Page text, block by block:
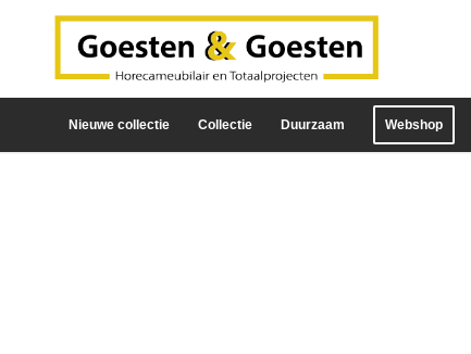
Nieuwe collectie Collectie Duurzaam Webshop